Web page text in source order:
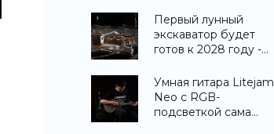
«Техника»
Первый лунный
экскаватор будет
готов к 2028 году -
Умная гитара Litejam
Neo с RGB-
подсветкой сама